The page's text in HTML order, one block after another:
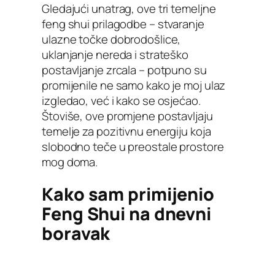
Gledajući unatrag, ove tri temeljne
feng shui prilagodbe – stvaranje
ulazne točke dobrodošlice,
uklanjanje nereda i strateško
postavljanje zrcala – potpuno su
promijenile ne samo kako je moj ulaz
izgledao, već i kako se osjećao.
Štoviše, ove promjene postavljaju
temelje za pozitivnu energiju koja
slobodno teče u preostale prostore
mog doma.
Kako sam primijenio
Feng Shui na dnevni
boravak